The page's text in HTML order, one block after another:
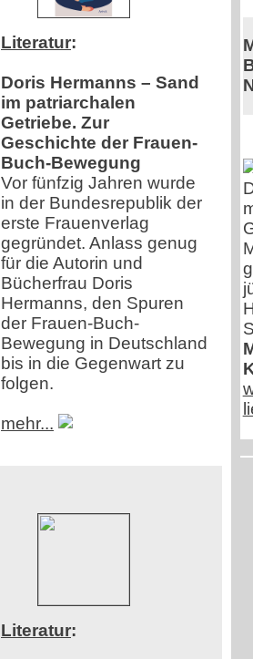
Literatur:
Doris Hermanns – Sand
im patriarchalen
Getriebe. Zur
Geschichte der Frauen-
Buch-Bewegung
Vor fünfzig Jahren wurde
in der Bundesrepublik der
erste Frauenverlag
gegründet. Anlass genug
für die Autorin und
Bücherfrau Doris
Hermanns, den Spuren
der Frauen-Buch-
Bewegung in Deutschland
bis in die Gegenwart zu
folgen.
mehr...
Literatur: